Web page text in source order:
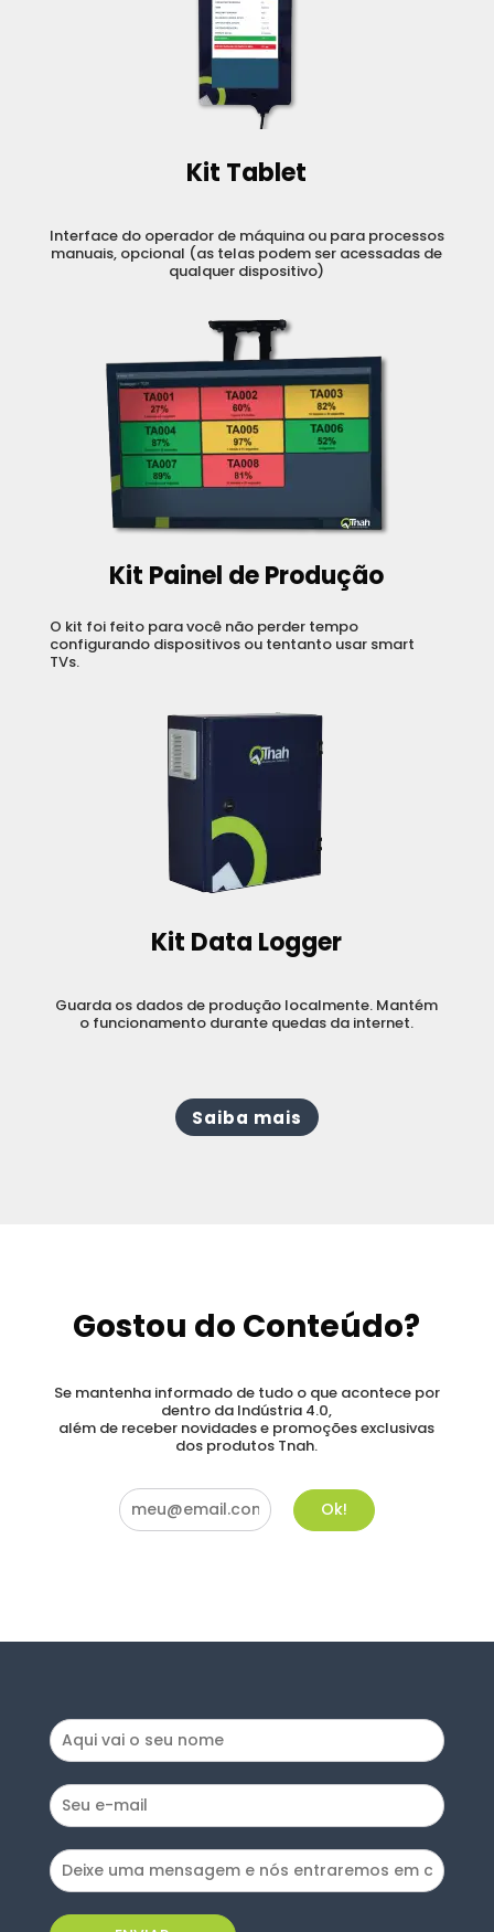
Kit Tablet
Interface do operador de máquina ou para processos
manuais, opcional (as telas podem ser acessadas de
qualquer dispositivo)
Kit Painel de Produção
O kit foi feito para você não perder tempo
configurando dispositivos ou tentanto usar smart
TVs.
Kit Data Logger
Guarda os dados de produção localmente. Mantém
o funcionamento durante quedas da internet.
Saiba mais
Gostou do Conteúdo?
Se mantenha informado de tudo o que acontece por
dentro da Indústria 4.0,
além de receber novidades e promoções exclusivas
dos produtos Tnah.
Ok!